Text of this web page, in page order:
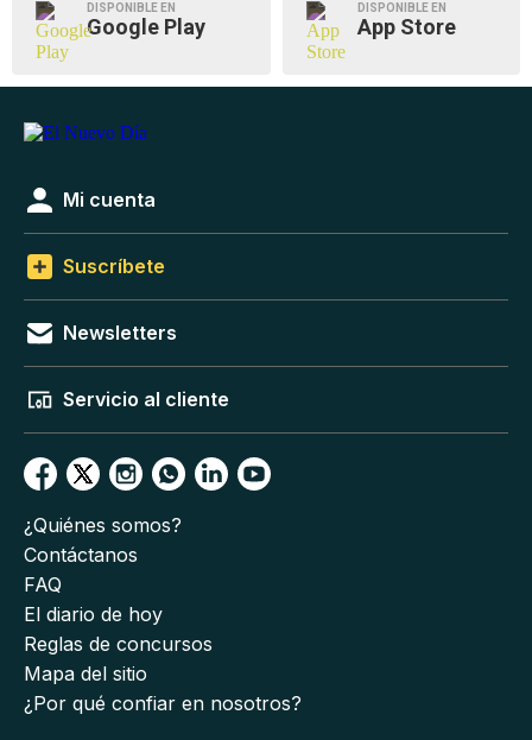
DISPONIBLE EN
Google Play
DISPONIBLE EN
App Store
Mi cuenta
Suscríbete
Newsletters
Servicio al cliente
¿Quiénes somos?
Contáctanos
FAQ
El diario de hoy
Reglas de concursos
Mapa del sitio
¿Por qué confiar en nosotros?